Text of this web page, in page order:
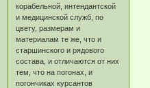
корабельной, интендантской
и медицинской служб, по
цвету, размерам и
материалам те же, что и
старшинского и рядового
состава, и отличаются от них
тем, что на погонах, и
погончиках курсантов